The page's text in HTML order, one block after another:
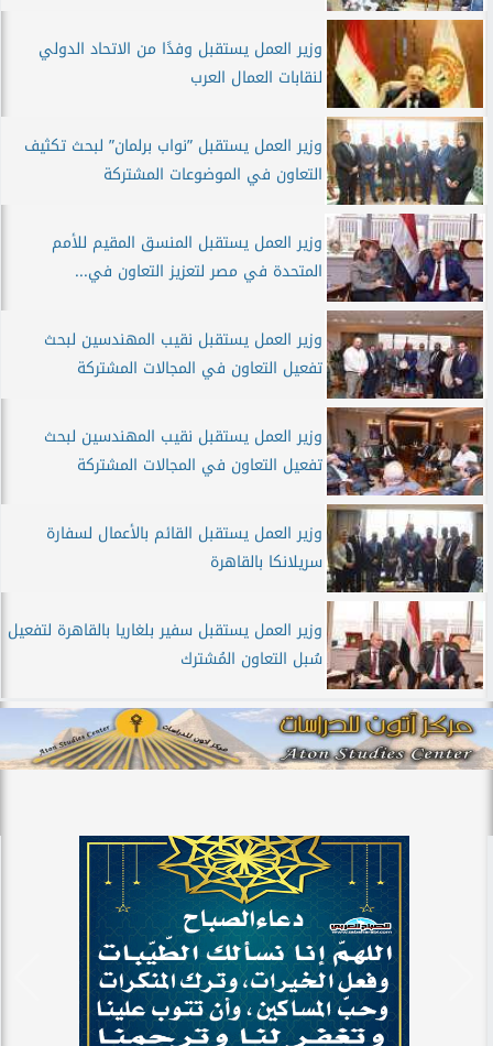
وزير العمل يستقبل وفدًا من الاتحاد الدولي
لنقابات العمال العرب
وزير العمل يستقبل ”نواب برلمان” لبحث تكثيف
التعاون في الموضوعات المشتركة
وزير العمل يستقبل المنسق المقيم للأمم
المتحدة في مصر لتعزيز التعاون في...
وزير العمل يستقبل نقيب المهندسين لبحث
تفعيل التعاون في المجالات المشتركة
وزير العمل يستقبل نقيب المهندسين لبحث
تفعيل التعاون في المجالات المشتركة
وزير العمل يستقبل القائم بالأعمال لسفارة
سريلانكا بالقاهرة
وزير العمل يستقبل سفير بلغاريا بالقاهرة لتفعيل
سُبل التعاون المُشترك